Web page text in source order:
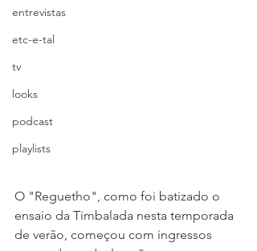
entrevistas
etc-e-tal
tv
looks
podcast
playlists
O "Reguetho", como foi batizado o
ensaio da Timbalada nesta temporada
de verão, começou com ingressos